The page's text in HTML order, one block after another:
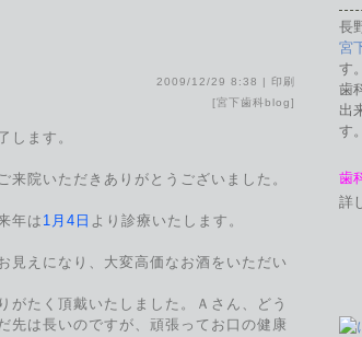
2009/12/29 8:38 | 印刷
[宮下歯科blog]
します。
来院いただきありがとうございました。
年は 1月4日 より診療いたします。
見えになり、大変高価なお酒をいただい
がたく頂戴いたしました。Ａさん、どう
先は長いのですが、頑張ってお口の健康
長
宮
す。
歯
出
す。
歯
詳